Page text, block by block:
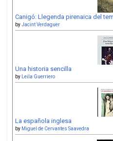
Canigó: Llegenda pirenaica del
byJacint Verdaguer
Una historia sencilla
by Leila Guerriero
La española inglesa
by Miguel de Cervantes Saavedra